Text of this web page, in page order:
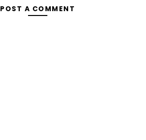
POST A COMMENT